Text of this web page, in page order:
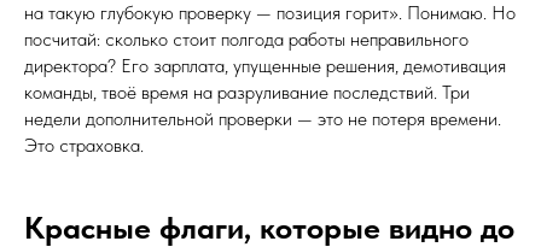
на такую глубокую проверку — позиция горит». Понимаю. Но
посчитай: сколько стоит полгода работы неправильного
директора? Его зарплата, упущенные решения, демотивация
команды, твоё время на разруливание последствий. Три
недели дополнительной проверки — это не потеря времени.
Это страховка.
Красные флаги, которые видно до